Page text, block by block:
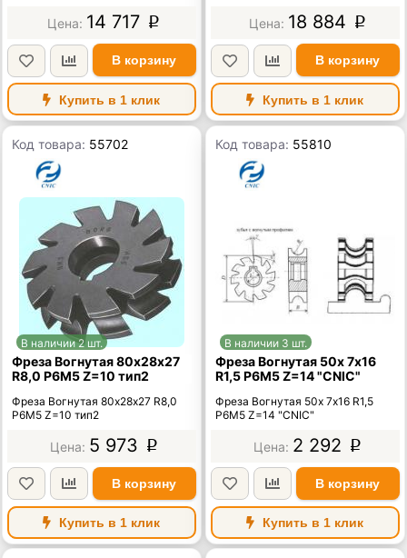
14 717 p
В корзину
Купить в 1 клик
18 884 p
В корзину
Купить в 1 клик
Код товара: 55702
В наличии 2 шт.
Фреза Вогнутая 80х28х27
R8,0 Р6М5 Z=10 тип2
Фреза Вогнутая 80х28х27 R8,0
Р6М5 Z=10 тип2
5 973 p
В корзину
Купить в 1 клик
Код товара: 55810
В наличии 3 шт.
Фреза Вогнутая 50х 7х16
R1,5 Р6М5 Z=14 "CNIC"
Фреза Вогнутая 50х 7х16 R1,5
Р6М5 Z=14 "CNIC"
2 292 p
В корзину
Купить в 1 клик